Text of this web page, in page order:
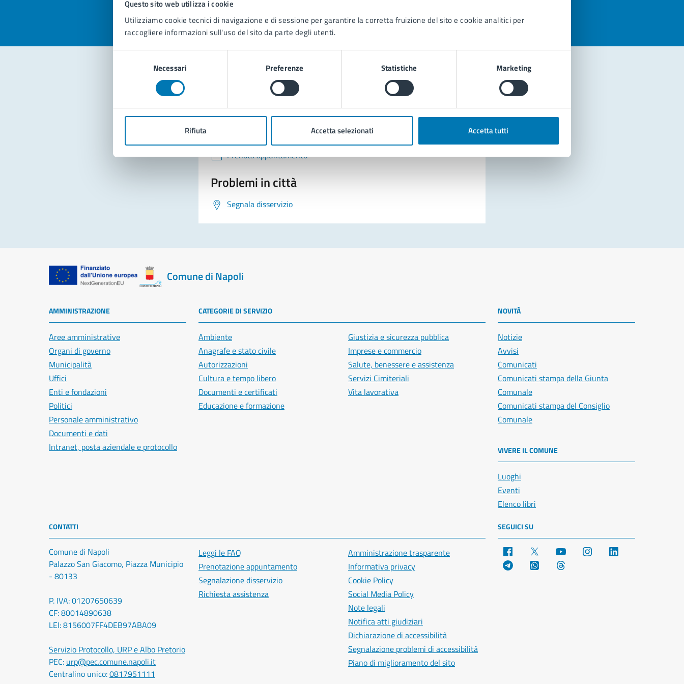
Questo sito web utilizza i cookie
Utilizziamo cookie tecnici di navigazione e di sessione per garantire la corretta fruizione del sito e cookie analitici per
raccogliere informazioni sull'uso del sito da parte degli utenti.
Necessari Preferenze Statistiche Marketing
Rifiuta Accetta selezionati Accetta tutti
Contatta il comune
Leggi le domande frequenti
Prenota appuntamento
Problemi in città
Segnala disservizio
Comune di Napoli
AMMINISTRAZIONE
Aree amministrative
Organi di governo
Municipalità
Uffici
Enti e fondazioni
Politici
Personale amministrativo
Documenti e dati
Intranet, posta aziendale e protocollo
CATEGORIE DI SERVIZIO
Ambiente
Anagrafe e stato civile
Autorizzazioni
Cultura e tempo libero
Documenti e certificati
Educazione e formazione
Giustizia e sicurezza pubblica
Imprese e commercio
Salute, benessere e assistenza
Servizi Cimiteriali
Vita lavorativa
NOVITÀ
Notizie
Avvisi
Comunicati
Comunicati stampa della Giunta
Comunale
Comunicati stampa del Consiglio
Comunale
VIVERE IL COMUNE
Luoghi
Eventi
Elenco libri
CONTATTI
Comune di Napoli
Palazzo San Giacomo, Piazza Municipio
- 80133
P. IVA: 01207650639
CF: 80014890638
LEI: 8156007FF4DEB97ABA09
Servizio Protocollo, URP e Albo Pretorio
PEC: urp@pec.comune.napoli.it
Centralino unico:0817951111
Leggi le FAQ
Prenotazione appuntamento
Segnalazione disservizio
Richiesta assistenza
Amministrazione trasparente
Informativa privacy
Cookie Policy
Social Media Policy
Note legali
Notifica atti giudiziari
Dichiarazione di accessibilità
Segnalazione problemi di accessibilità
Piano di miglioramento del sito
SEGUICI SU
Facebook YouTube Instagram
Telegram WhatsApp